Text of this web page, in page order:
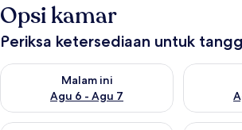
Opsi kamar
Periksa ketersediaan untuk
Malam ini
Agu 6 - Agu 7
Periksa ketersediaan untuk malam ini Agu
Periksa